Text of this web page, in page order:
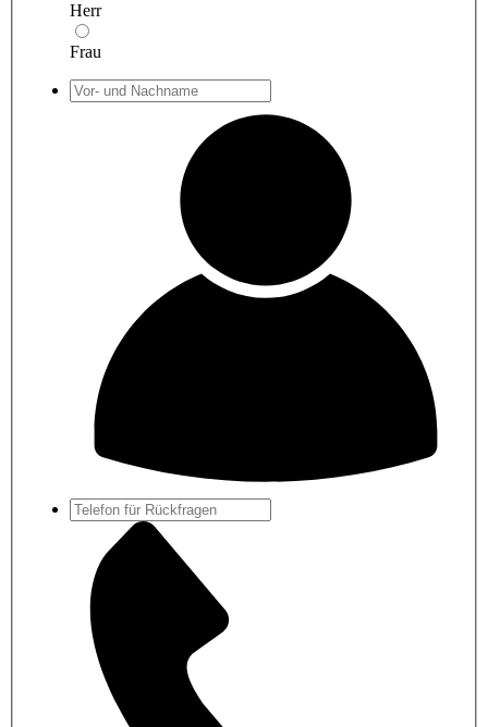
Herr
Frau